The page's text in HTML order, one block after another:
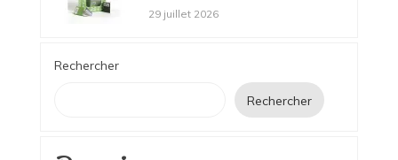
29 juillet 2026
Rechercher
Rechercher